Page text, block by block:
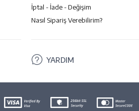
İptal - İade - Değişim
Nasıl Sipariş Verebilirim?
YARDIM